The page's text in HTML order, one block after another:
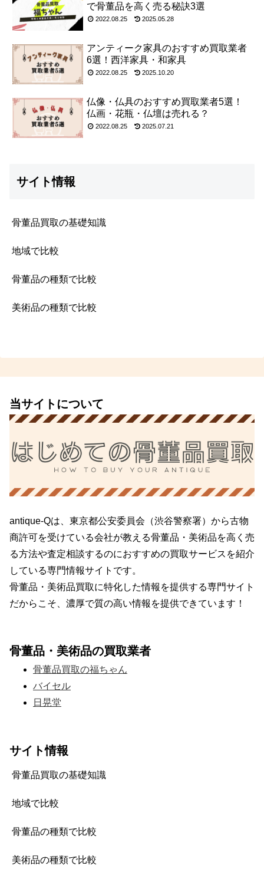
で骨董品を高く売る秘訣3選
2022.08.25 2025.05.28
アンティーク家具のおすすめ買取業者
6選！西洋家具・和家具
2022.08.25 2025.10.20
仏像・仏具のおすすめ買取業者5選！
仏画・花瓶・仏壇は売れる？
2022.08.25 2025.07.21
サイト情報
骨董品買取の基礎知識
地域で比較
骨董品の種類で比較
美術品の種類で比較
当サイトについて
antique-Qは、東京都公安委員会（渋谷警察署）から古物
商許可を受けている会社が教える骨董品・美術品を高く売
る方法や査定相談するのにおすすめの買取サービスを紹介
している専門情報サイトです。
骨董品・美術品買取に特化した情報を提供する専門サイト
だからこそ、濃厚で質の高い情報を提供できています！
骨董品・美術品の買取業者
骨董品買取の福ちゃん
バイセル
日晃堂
サイト情報
骨董品買取の基礎知識
地域で比較
骨董品の種類で比較
美術品の種類で比較